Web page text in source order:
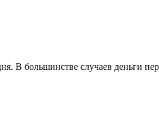
В большинстве случаев деньги